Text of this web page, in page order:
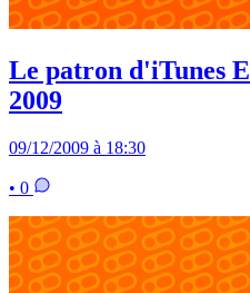
Le patron d'iTunes
2009
09/12/2009 à 18:30
• 0